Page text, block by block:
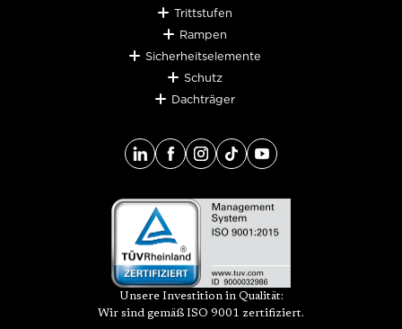
Trittstufen
Rampen
Sicherheitselemente
Schutz
Dachträger
Unsere Investition in Qualität:
Wir sind gemäß ISO 9001 zertifiziert.